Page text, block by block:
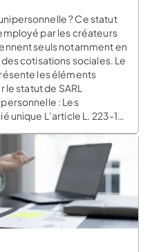
? Ce statut
par les créateurs
seuls notamment en
cotisations sociales. Le
les éléments
statut de SARL
: Les
unique L’article L. 223-1